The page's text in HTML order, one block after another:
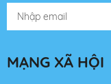
MẠNG XÃ HỘI